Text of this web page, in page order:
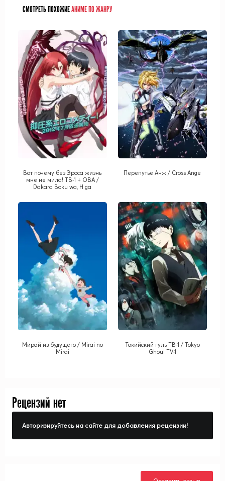
СМОТРЕТЬ ПОХОЖИЕАНИМЕ ПО ЖАНРУ
Вот почему без Эроса жизнь
мне не мила! ТВ-1 + ОВА /
Dakara Boku wa, H ga
Перепутье Анж / Cross Ange
Мирай из будущего / Mirai no
Mirai
Токийский гуль ТВ-1 / Tokyo
Ghoul TV-1
Рецензий нет
Авторизируйтесь на сайте для добавления рецензии!